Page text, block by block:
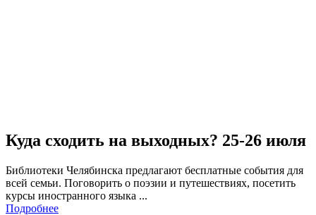
Куда сходить на выходных? 25-26 июля
Библиотеки Челябинска предлагают бесплатные события для
всей семьи. Поговорить о поэзии и путешествиях, посетить
курсы иностранного языка ...
Подробнее